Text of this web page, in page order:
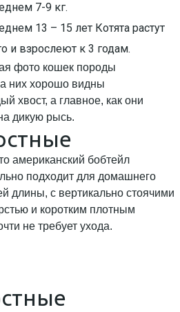
7-9 кг.
13 – 15 лет Котята растут
и взрослеют к 3 годам.
фото кошек породы
них хорошо видны
хвост, а главное, как они
дикую рысь.
американский бобтейл
подходит для домашнего
длины, с вертикально стоячими
и коротким плотным
не требует ухода.